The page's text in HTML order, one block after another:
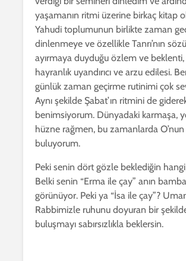
yaşamanın ritmi üzerine birkaç kitap
Yahudi toplumunun birlikte zaman
dinlenmeye ve özellikle Tanrı’nın
ayırmaya duyduğu özlem ve
hayranlık uyandırıcı ve arzu edilesi.
günlük zaman geçirme rutinimi çok
Aynı şekilde Şabat’ın ritmini de
benimsiyorum. Dünyadaki karmaşa,
hüzne rağmen, bu zamanlarda
buluyorum.
Peki senin dört gözle beklediğin
Belki senin “Erma ile çay” anın
görünüyor. Peki ya “İsa ile çay”?
Rabbimizle ruhunu doyuran bir
buluşmayı sabırsızlıkla beklersin.